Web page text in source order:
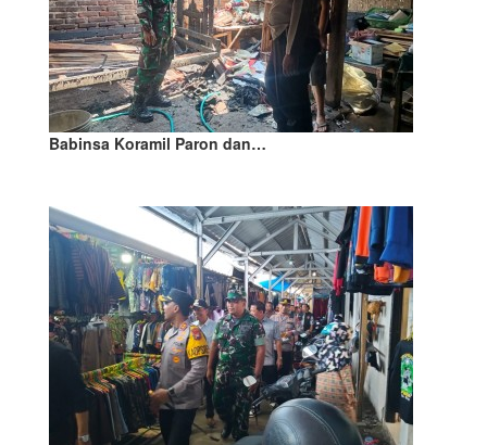
Babinsa Koramil Paron dan…